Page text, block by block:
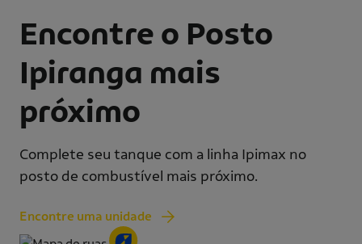
Encontre o Posto
Ipiranga mais
próximo
Complete seu tanque com a linha Ipimax no
posto de combustível mais próximo.
Encontre uma unidade